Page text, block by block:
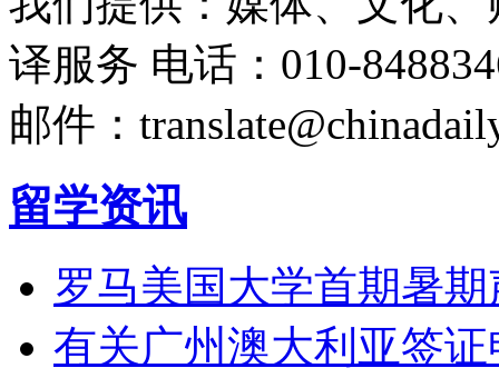
译服务 电话：010-
邮件：
留学资讯
罗马美国大学首期暑
有关广州澳大利亚签